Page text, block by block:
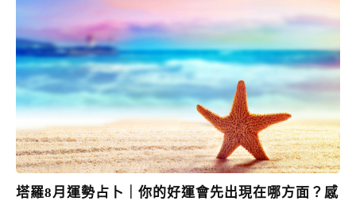
塔羅8月運勢占卜｜你的好運會先出現在哪方面？感